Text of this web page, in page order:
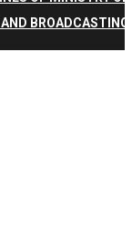
BROADCASTING